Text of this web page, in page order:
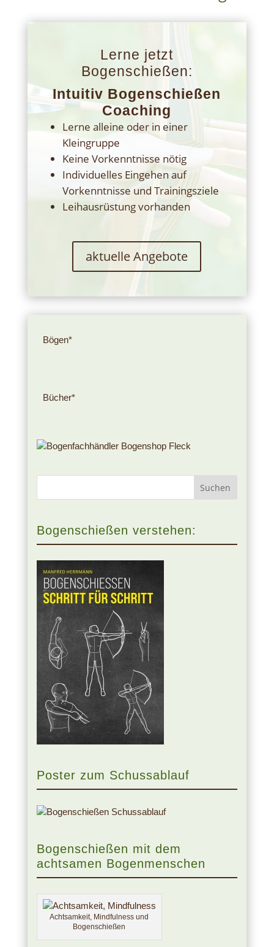
Lerne jetzt
Bogenschießen:
Intuitiv Bogenschießen
Coaching
Lerne alleine oder in einer
Kleingruppe
Keine Vorkenntnisse nötig
Individuelles Eingehen auf
Vorkenntnisse und Trainingsziele
Leihausrüstung vorhanden
aktuelle Angebote
Bögen*
Bücher*
Bogenschießen verstehen:
Poster zum Schussablauf
Bogenschießen mit dem
achtsamen Bogenmenschen
Achtsamkeit, Mindfulness und
Bogenschießen